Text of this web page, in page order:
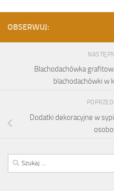
OBSERWUJ:
Blachodachówka
blachodachówki w
Dodatki dekoracyjne w
Szukaj: